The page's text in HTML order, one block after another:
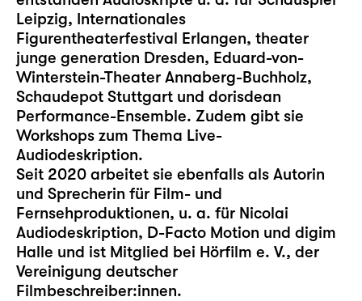
Leipzig, Internationales
Figurentheaterfestival Erlangen, theater
junge generation Dresden, Eduard-von-
Winterstein-Theater Annaberg-Buchholz,
Schaudepot Stuttgart und dorisdean
Performance-Ensemble. Zudem gibt sie
Workshops zum Thema Live-
Audiodeskription.
Seit 2020 arbeitet sie ebenfalls als Autorin
und Sprecherin für Film- und
Fernsehproduktionen, u. a. für Nicolai
Audiodeskription, D-Facto Motion und digim
Halle und ist Mitglied bei Hörfilm e. V., der
Vereinigung deutscher
Filmbeschreiber:innen.